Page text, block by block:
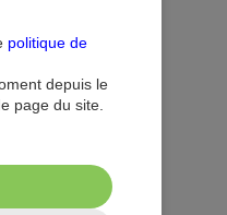
politique de
depuis le
page du site.